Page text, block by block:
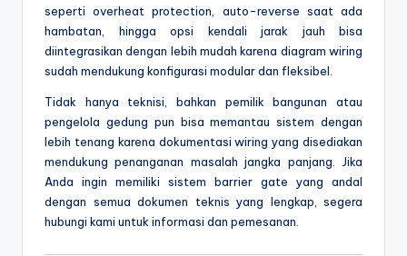
seperti overheat protection, auto-reverse saat ada
hambatan, hingga opsi kendali jarak jauh bisa
diintegrasikan dengan lebih mudah karena diagram wiring
sudah mendukung konfigurasi modular dan fleksibel.
Tidak hanya teknisi, bahkan pemilik bangunan atau
pengelola gedung pun bisa memantau sistem dengan
lebih tenang karena dokumentasi wiring yang disediakan
mendukung penanganan masalah jangka panjang. Jika
Anda ingin memiliki sistem barrier gate yang andal
dengan semua dokumen teknis yang lengkap, segera
hubungi kami untuk informasi dan pemesanan.